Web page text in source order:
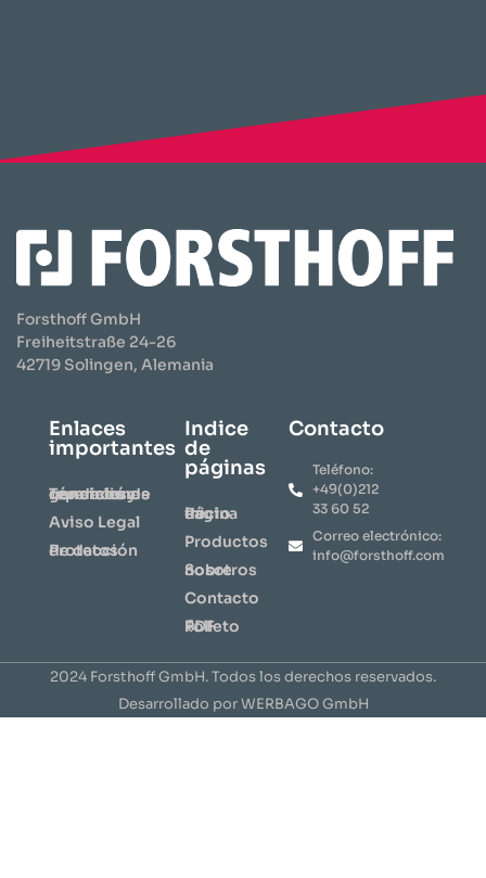
Forsthoff GmbH
Freiheitstraße 24-26
42719 Solingen, Alemania
Enlaces
importantes
Términos y condiciones generales de reparación
Aviso Legal
Protección de datos
Indice
de
páginas
Página de inicio
​Productos​
Sobre nosotros
Contacto
⇩ Folleto PDF
Contacto
Teléfono:
+49(0)212
33 60 52
Correo electrónico:
info@forsthoff.com
2024 Forsthoff GmbH. Todos los derechos reservados.
Desarrollado por WERBAGO GmbH